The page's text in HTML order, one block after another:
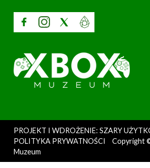
PROJEKT I WDROŻENIE: SZARY
POLITYKA PRYWATNOŚCI
Copyright
Muzeum